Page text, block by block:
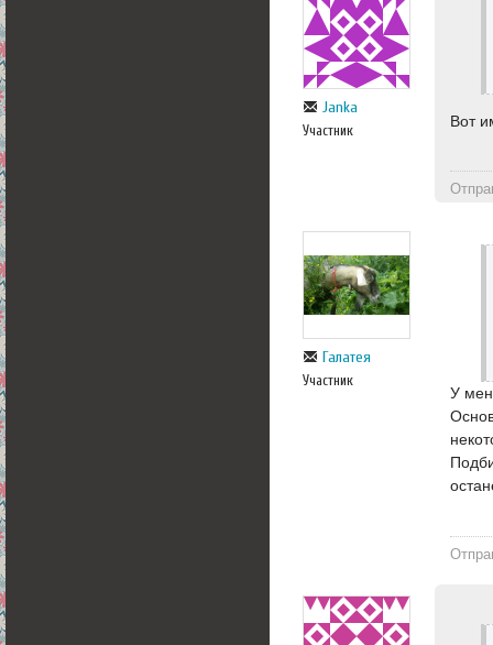
Janka
Участник
Вот
Галатея
Участник
У